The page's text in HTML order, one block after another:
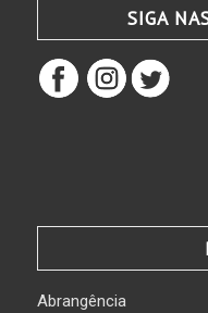
SIGA
Abrangência